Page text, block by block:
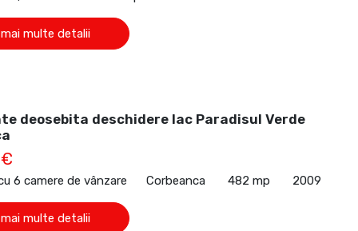
multe detalii
deosebita deschidere lac Paradisul Verde
6 camere de vânzare Corbeanca 482 mp 2009
multe detalii